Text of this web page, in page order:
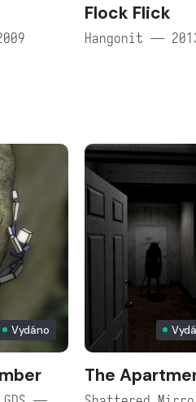
Flock Flick
Hangonit —
Vydáno
The